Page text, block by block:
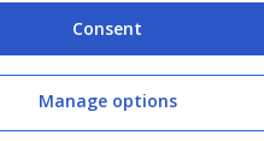
dalla gestione di
l’anzianità
anche
Consent
Manage options